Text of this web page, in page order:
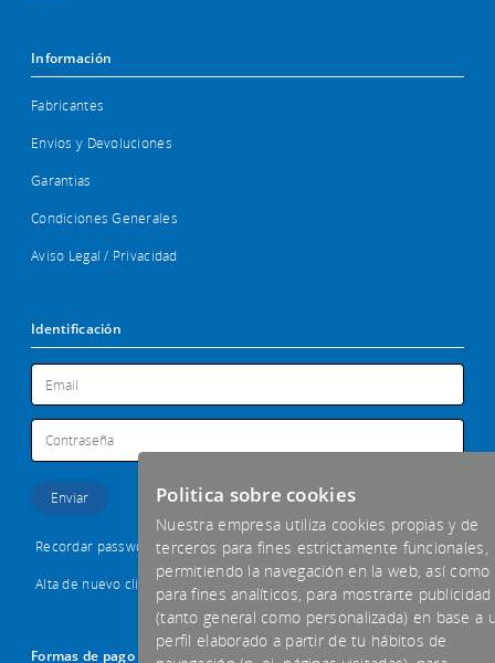
Información
Fabricantes
Envios y Devoluciones
Garantias
Condiciones Generales
Aviso Legal / Privacidad
Identificación
Recordar password
Alta de nuevo cliente
Formas de pago aceptadas
Politica sobre cookies
Nuestra empresa utiliza cookies propias y de
terceros para fines estrictamente funcionales,
permitiendo la navegación en la web, así como
para fines analíticos, para mostrarte publicidad
(tanto general como personalizada) en base a
perfil elaborado a partir de tu hábitos de